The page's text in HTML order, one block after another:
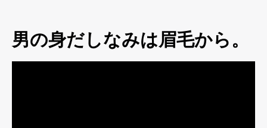
男の身だしなみは眉毛から。